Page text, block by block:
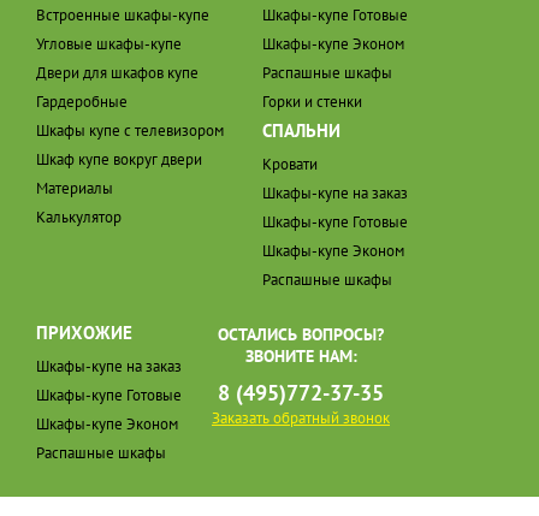
Встроенные шкафы-купе
Угловые шкафы-купе
Двери для шкафов купе
Гардеробные
Шкафы купе с телевизором
Шкаф купе вокруг двери
Материалы
Калькулятор
Шкафы-купе Готовые
Шкафы-купе Эконом
Распашные шкафы
Горки и стенки
СПАЛЬНИ
Кровати
Шкафы-купе на заказ
Шкафы-купе Готовые
Шкафы-купе Эконом
Распашные шкафы
ПРИХОЖИЕ
Шкафы-купе на заказ
Шкафы-купе Готовые
Шкафы-купе Эконом
Распашные шкафы
ОСТАЛИСЬ ВОПРОСЫ?
ЗВОНИТЕ НАМ:
8 (495)772-37-35
Заказать обратный звонок